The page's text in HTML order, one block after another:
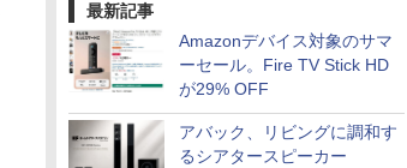
最新記事
Amazonデバイス対象のサマ
ーセール。Fire TV Stick HD
が29% OFF
アバック、リビングに調和す
るシアタースピーカー